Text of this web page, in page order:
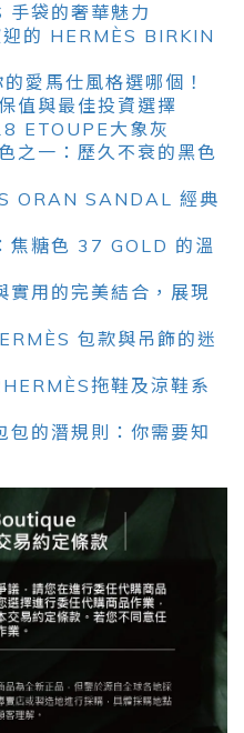
袋的奢華魅力
的 HERMÈS BIRKIN
愛馬仕風格選哪個！
值與最佳投資選擇
ETOUPE大象灰
之一：歷久不衰的黑色
ORAN SANDAL 經典
焦糖色 37 GOLD 的溫
實用的完美結合，展現
包款與吊飾的迷
拖鞋及涼鞋系
包的潛規則：你需要知